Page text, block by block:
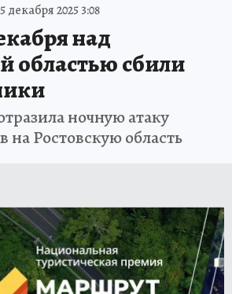
5 декабря 2025 3:08
над
областью сбили
ночную атаку
на Ростовскую область